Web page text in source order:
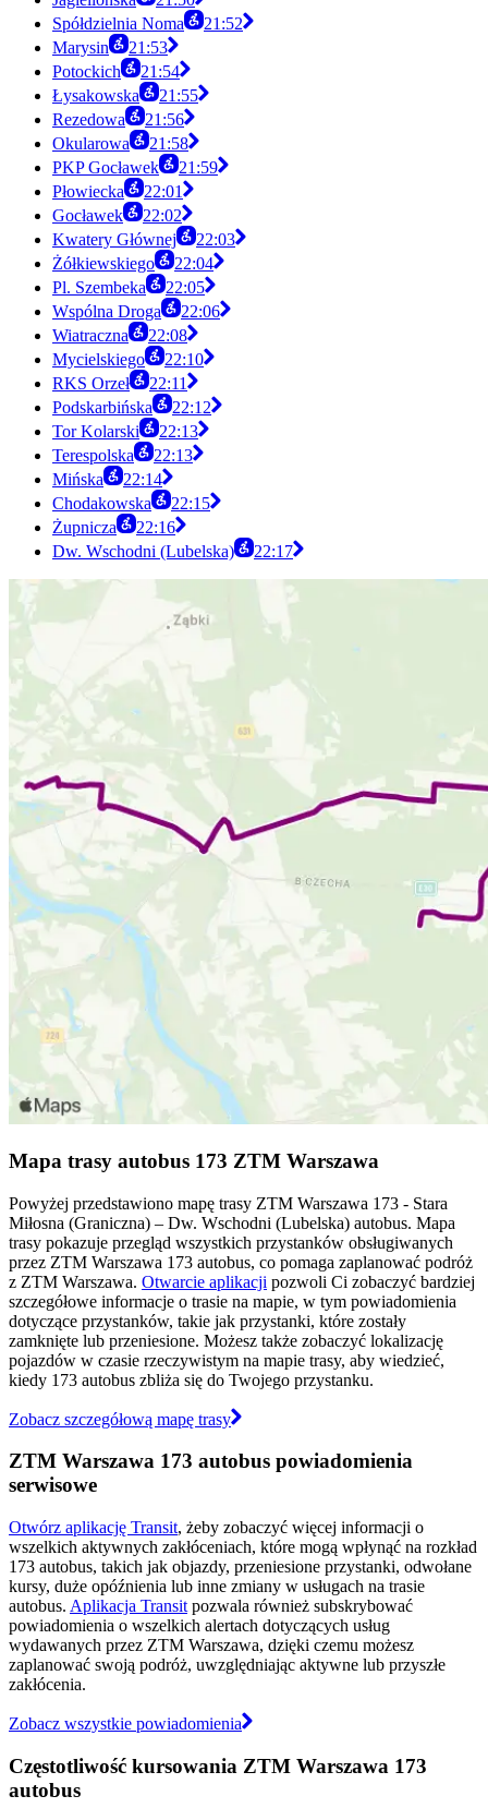
Spółdzielnia Noma
21:52
Marysin
21:53
Potockich
21:54
Łysakowska
21:55
Rezedowa
21:56
Okularowa
21:58
PKP Gocławek
21:59
Płowiecka
22:01
Gocławek
22:02
Kwatery Głównej
22:03
Żółkiewskiego
22:04
Pl. Szembeka
22:05
Wspólna Droga
22:06
Wiatraczna
22:08
Mycielskiego
22:10
RKS Orzeł
22:11
Podskarbińska
22:12
Tor Kolarski
22:13
Terespolska
22:13
Mińska
22:14
Chodakowska
22:15
Żupnicza
22:16
Dw. Wschodni (Lubelska)
22:17
Mapa trasy autobus 173 ZTM Warszawa
Powyżej przedstawiono mapę trasy ZTM Warszawa 173 - Stara
Miłosna (Graniczna) – Dw. Wschodni (Lubelska) autobus. Mapa
trasy pokazuje przegląd wszystkich przystanków obsługiwanych
przez ZTM Warszawa 173 autobus, co pomaga zaplanować podróż
z ZTM Warszawa. Otwarcie aplikacji pozwoli Ci zobaczyć bardziej
szczegółowe informacje o trasie na mapie, w tym powiadomienia
dotyczące przystanków, takie jak przystanki, które zostały
zamknięte lub przeniesione. Możesz także zobaczyć lokalizację
pojazdów w czasie rzeczywistym na mapie trasy, aby wiedzieć,
kiedy 173 autobus zbliża się do Twojego przystanku.
Zobacz szczegółową mapę trasy
ZTM Warszawa 173 autobus powiadomienia
serwisowe
Otwórz aplikację Transit, żeby zobaczyć więcej informacji o
wszelkich aktywnych zakłóceniach, które mogą wpłynąć na rozkład
173 autobus, takich jak objazdy, przeniesione przystanki, odwołane
kursy, duże opóźnienia lub inne zmiany w usługach na trasie
autobus. Aplikacja Transit pozwala również subskrybować
powiadomienia o wszelkich alertach dotyczących usług
wydawanych przez ZTM Warszawa, dzięki czemu możesz
zaplanować swoją podróż, uwzględniając aktywne lub przyszłe
zakłócenia.
Zobacz wszystkie powiadomienia
Częstotliwość kursowania ZTM Warszawa 173
autobus